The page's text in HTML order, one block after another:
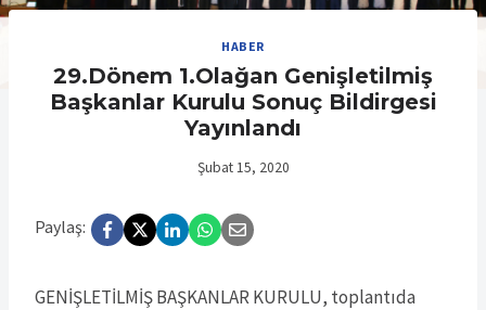
HABER
29.Dönem 1.Olağan Genişletilmiş
Başkanlar Kurulu Sonuç Bildirgesi
Yayınlandı
Şubat 15, 2020
Paylaş:
GENİŞLETİLMİŞ BAŞKANLAR KURULU, toplantıda